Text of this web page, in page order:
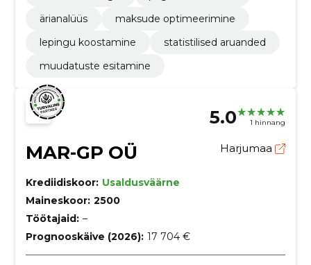
ärianalüüs
maksude optimeerimine
lepingu koostamine
statistilised aruanded
muudatuste esitamine
5.0 1 hinnang
MAR-GP OÜ Harjumaa
Krediidiskoor: Usaldusväärne
Maineskoor: 2500
Töötajaid: –
Prognooskäive (2026): 17 704 €